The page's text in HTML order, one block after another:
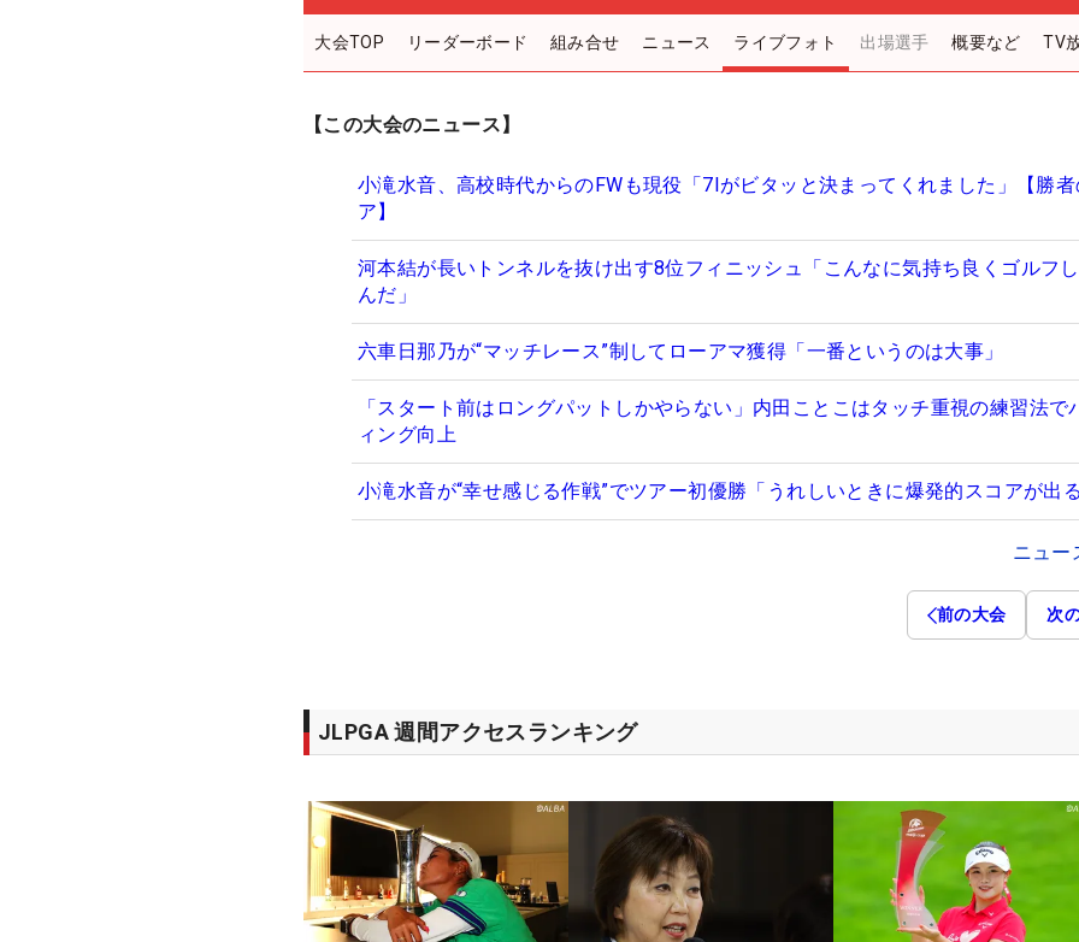
大会TOP リーダーボード 組み合せ ニュース ライブフォト 出場選手 概要など TV
【この大会のニュース】
小滝水音、高校時代からのFWも現役「7Iがビタッと決まってくれました」【勝
ア】
河本結が長いトンネルを抜け出す8位フィニッシュ「こんなに気持ち良くゴルフ
んだ」
六車日那乃が“マッチレース”制してローアマ獲得「一番というのは大事」
「スタート前はロングパットしかやらない」内田ことこはタッチ重視の練習法で
ィング向上
小滝水音が“幸せ感じる作戦”でツアー初優勝「うれしいときに爆発的スコアが出
ニュー
前の大会 次
JLPGA 週間アクセスランキング